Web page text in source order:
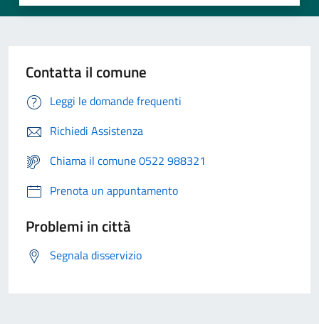
Contatta il comune
Leggi le domande frequenti
Richiedi Assistenza
Chiama il comune 0522 988321
Prenota un appuntamento
Problemi in città
Segnala disservizio